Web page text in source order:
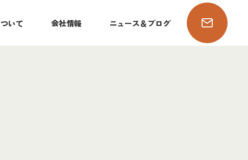
ルティング事業
いて 会社情報 ニュース＆ブログ